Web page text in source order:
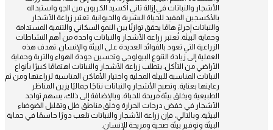
الأشجار والنباتات في إزالة ثاني أكسيد الكربون من الجو واستبداله
بالأكسجين المفيد للحياة البشرية والحيوانية. تعتبر زراعة الأشجار
والنباتات إجراءً هامًا يحقق توازنًا بين النمو السكاني والتنمية المستدامة
وحماية البيئة. تُعتبر زراعة الأشجار والنباتات واحدة من أهم النشاطات
الزراعية التي تعود بالفوائد العديدة على البيئة والإنسان. تهدف هذه
العملية إلى زيادة التنوع البيولوجي وتحسين جودة الهواء والتربة وحماية
الأراضي من التآكل. يتطلب زراعة الأشجار والنباتات اهتمامًا كبيرًا بأنواع
النباتات المناسبة للبيئة المحلية واختيار الأماكن المناسبة لزراعتها ومن ثم
رعايتها بعناية. وتصبح الأشجار والنباتات نتاجًا جماليًا يزين المناظر
الطبيعية ويخلق بيئة مريحة للحياة. وبالإضافة إلى ذلك، يسهم تواجد
الأشجار في خفض درجات الحرارة وخلق مناطق ظل وتقليل الضوضاء
البيئية. وبالتالي، فإن زراعة الأشجار والنباتات تلعب دورًا حاسمًا في حماية
البيئة وتوفير بيئة صحية ومريحة للإنسان.